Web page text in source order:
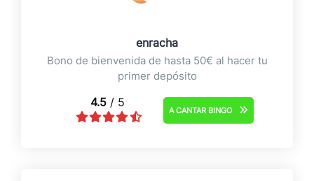
enracha
Bono de bienvenida de hasta 50€ al hacer tu
primer depósito
4.5 / 5
A CANTAR BINGO